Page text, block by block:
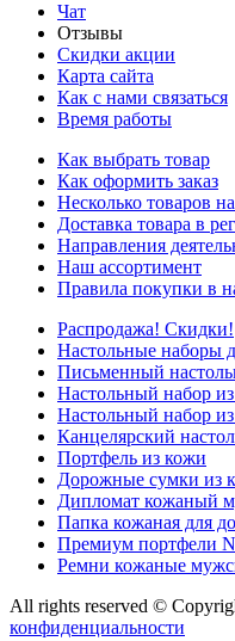
Чат
Отзывы
Скидки акции
Карта сайта
Как с нами связаться
Время работы
Как выбрать товар
Как оформить заказ
Несколько товаров
Доставка товара в
Направления
Наш ассортимент
Правила покупки в
Распродажа! Скидки!
Настольные наборы
Письменный
Настольный набор из
Настольный набор
Канцелярский
Портфель из кожи
Дорожные сумки из
Дипломат кожаный
Папка кожаная для
Премиум портфели
Ремни кожаные
All rights reserved ©
конфиденциальности